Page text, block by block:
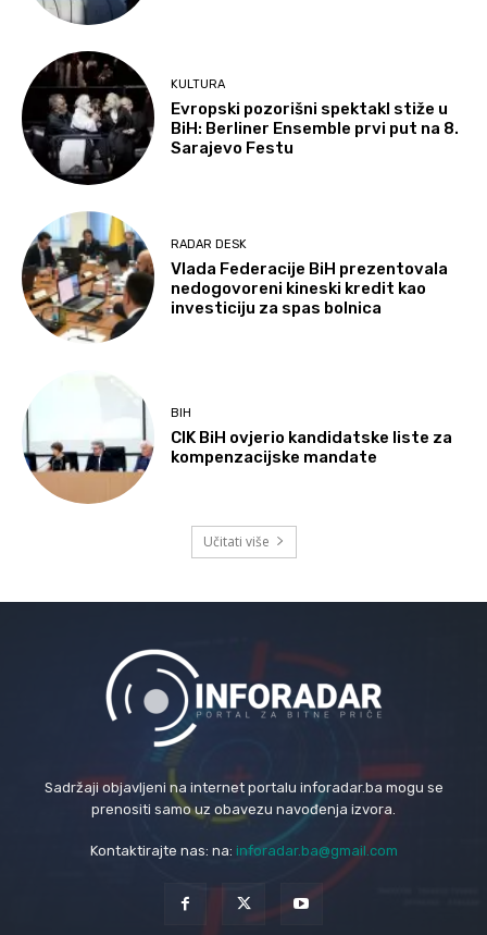
KULTURA
Evropski pozorišni spektakl stiže u
BiH: Berliner Ensemble prvi put na 8.
Sarajevo Festu
RADAR DESK
Vlada Federacije BiH prezentovala
nedogovoreni kineski kredit kao
investiciju za spas bolnica
BIH
CIK BiH ovjerio kandidatske liste za
kompenzacijske mandate
Učitati više
Sadržaji objavljeni na internet portalu inforadar.ba mogu se
prenositi samo uz obavezu navođenja izvora.
Kontaktirajte nas: na: inforadar.ba@gmail.com